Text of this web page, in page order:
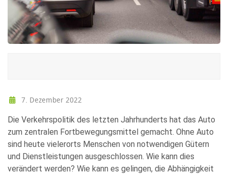
7. Dezember 2022
Die Verkehrspolitik des letzten Jahrhunderts hat das Auto
zum zentralen Fortbewegungsmittel gemacht. Ohne Auto
sind heute vielerorts Menschen von notwendigen Gütern
und Dienstleistungen ausgeschlossen. Wie kann dies
verändert werden? Wie kann es gelingen, die Abhängigkeit